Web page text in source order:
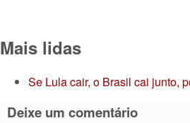
Mais lidas
Se Lula cair, o Brasil cai junto,
Deixe um comentário